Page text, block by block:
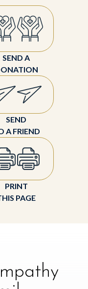
SEND A
SEND
A FRIEND
PRINT
PAGE